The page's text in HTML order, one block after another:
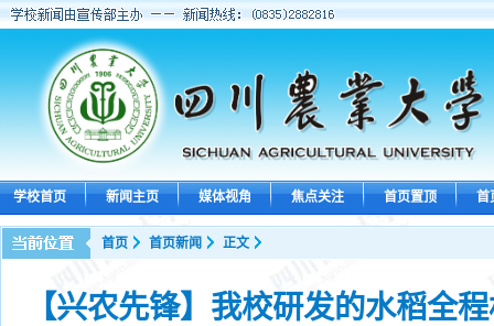
学校首页 新闻主页 媒体视角 焦点关注 首页置顶 首
首页 首页新闻 正文
【兴农先锋】我校研发的水稻全